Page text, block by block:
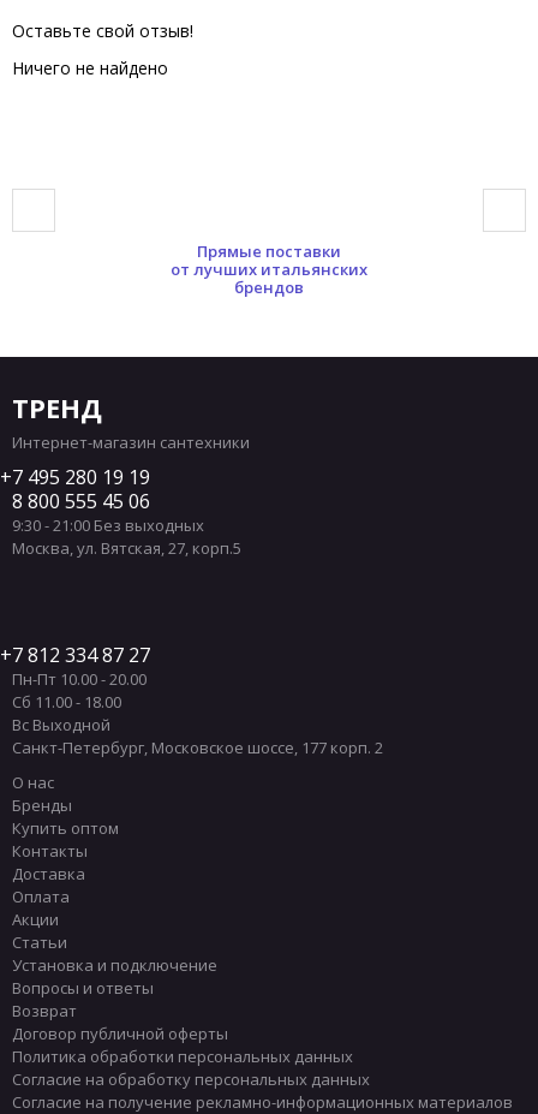
Оставьте свой отзыв!
Ничего не найдено
Прямые поставки
от лучших итальянских
брендов
ТРЕНД
Интернет-магазин сантехники
7 495 280 19 19
8 800 555 45 06
9:30 - 21:00 Без выходных
Москва,ул. Вятская, 27, корп.5
7 812 334 87 27
Пн-Пт 10.00 - 20.00
Сб 11.00 - 18.00
Вс Выходной
Санкт-Петербург, Московское шоссе, 177 корп. 2
О нас
Бренды
Купить оптом
Контакты
Доставка
Оплата
Акции
Статьи
Установка и подключение
Вопросы и ответы
Возврат
Договор публичной оферты
Политика обработки персональных данных
Согласие на обработку персональных данных
Согласие на получение рекламно-информационных материалов